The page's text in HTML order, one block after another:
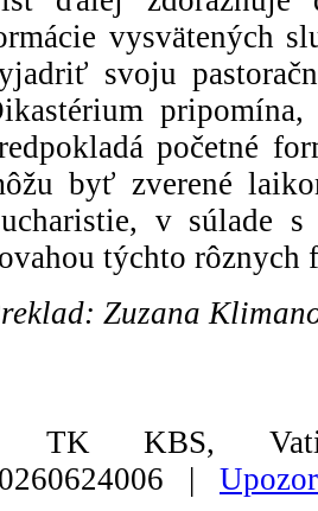
vysvätených
svoju
početné
byť zverené
v súlade
týchto rôznych
Zuzana
TK KBS,
|